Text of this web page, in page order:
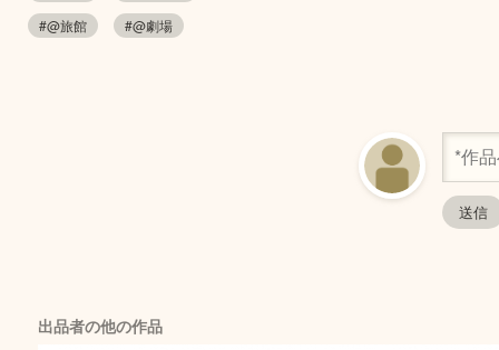
#@旅館
#@劇場
出品者の他の作品